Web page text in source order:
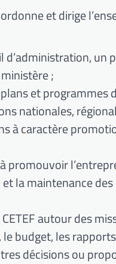
et dirige
d’administration,
;
et programmes
nationales,
à caractère
promouvoir
la maintenance
autour des
budget, les
décisions ou